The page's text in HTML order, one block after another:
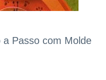
a Passo com Molde